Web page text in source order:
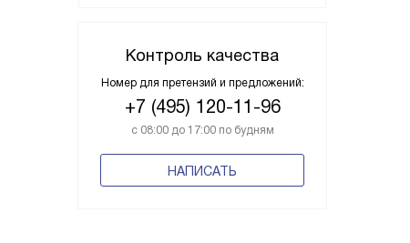
Контроль качества
Номер для претензий и предложений:
+7 (495) 120-11-96
с 08:00 до 17:00 по будням
НАПИСАТЬ